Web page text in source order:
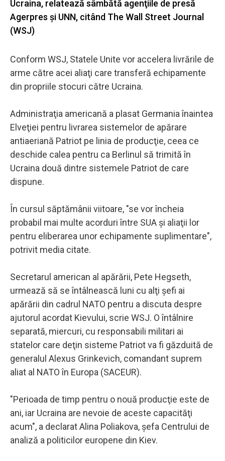
Ucraina, relatează sâmbătă agenţiile de presă
Agerpres și UNN, citând The Wall Street Journal
(WSJ)
Conform WSJ, Statele Unite vor accelera livrările de
arme către acei aliaţi care transferă echipamente
din propriile stocuri către Ucraina.
Administraţia americană a plasat Germania înaintea
Elveţiei pentru livrarea sistemelor de apărare
antiaeriană Patriot pe linia de producţie, ceea ce
deschide calea pentru ca Berlinul să trimită în
Ucraina două dintre sistemele Patriot de care
dispune.
În cursul săptămânii viitoare, "se vor încheia
probabil mai multe acorduri între SUA şi aliaţii lor
pentru eliberarea unor echipamente suplimentare",
potrivit media citate.
Secretarul american al apărării, Pete Hegseth,
urmează să se întâlnească luni cu alţi şefi ai
apărării din cadrul NATO pentru a discuta despre
ajutorul acordat Kievului, scrie WSJ. O întâlnire
separată, miercuri, cu responsabili militari ai
statelor care deţin sisteme Patriot va fi găzduită de
generalul Alexus Grinkevich, comandant suprem
aliat al NATO în Europa (SACEUR).
"Perioada de timp pentru o nouă producţie este de
ani, iar Ucraina are nevoie de aceste capacităţi
acum", a declarat Alina Poliakova, şefa Centrului de
analiză a politicilor europene din Kiev.